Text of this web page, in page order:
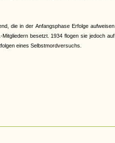
die in der Anfangsphase Erfolge aufweisen
besetzt. 1934 flogen sie jedoch auf
eines Selbstmordversuchs.